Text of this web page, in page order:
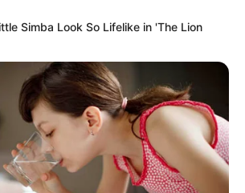
Simba Look So Lifelike in 'The Lion